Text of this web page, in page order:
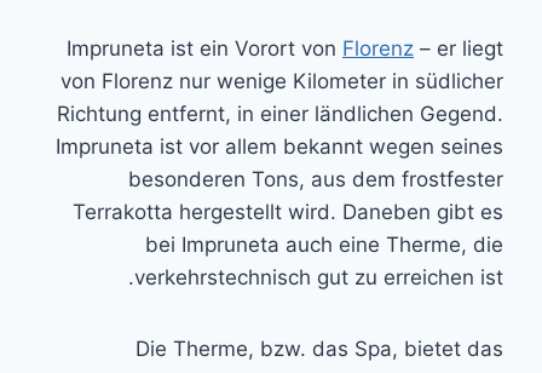
Impruneta ist ein Vorort von Florenz – er liegt
von Florenz nur wenige Kilometer in südlicher
Richtung entfernt, in einer ländlichen Gegend.
Impruneta ist vor allem bekannt wegen seines
besonderen Tons, aus dem frostfester
Terrakotta hergestellt wird. Daneben gibt es
bei Impruneta auch eine Therme, die
verkehrstechnisch gut zu erreichen ist.
Die Therme, bzw. das Spa, bietet das